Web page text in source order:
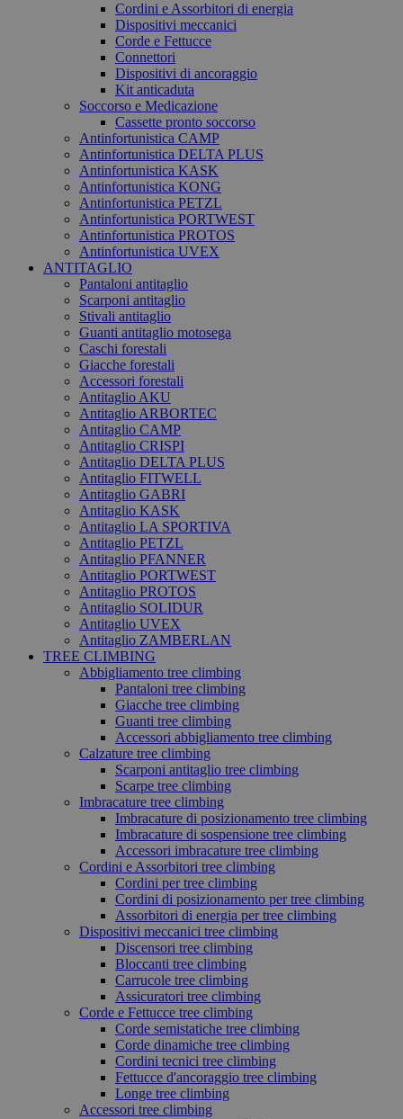
Cordini e Assorbitori di energia
Dispositivi meccanici
Corde e Fettucce
Connettori
Dispositivi di ancoraggio
Kit anticaduta
Soccorso e Medicazione
Cassette pronto soccorso
Antinfortunistica CAMP
Antinfortunistica DELTA PLUS
Antinfortunistica KASK
Antinfortunistica KONG
Antinfortunistica PETZL
Antinfortunistica PORTWEST
Antinfortunistica PROTOS
Antinfortunistica UVEX
ANTITAGLIO
Pantaloni antitaglio
Scarponi antitaglio
Stivali antitaglio
Guanti antitaglio motosega
Caschi forestali
Giacche forestali
Accessori forestali
Antitaglio AKU
Antitaglio ARBORTEC
Antitaglio CAMP
Antitaglio CRISPI
Antitaglio DELTA PLUS
Antitaglio FITWELL
Antitaglio GABRI
Antitaglio KASK
Antitaglio LA SPORTIVA
Antitaglio PETZL
Antitaglio PFANNER
Antitaglio PORTWEST
Antitaglio PROTOS
Antitaglio SOLIDUR
Antitaglio UVEX
Antitaglio ZAMBERLAN
TREE CLIMBING
Abbigliamento tree climbing
Pantaloni tree climbing
Giacche tree climbing
Guanti tree climbing
Accessori abbigliamento tree climbing
Calzature tree climbing
Scarponi antitaglio tree climbing
Scarpe tree climbing
Imbracature tree climbing
Imbracature di posizionamento tree climbing
Imbracature di sospensione tree climbing
Accessori imbracature tree climbing
Cordini e Assorbitori tree climbing
Cordini per tree climbing
Cordini di posizionamento per tree climbing
Assorbitori di energia per tree climbing
Dispositivi meccanici tree climbing
Discensori tree climbing
Bloccanti tree climbing
Carrucole tree climbing
Assicuratori tree climbing
Corde e Fettucce tree climbing
Corde semistatiche tree climbing
Corde dinamiche tree climbing
Cordini tecnici tree climbing
Fettucce d'ancoraggio tree climbing
Longe tree climbing
Accessori tree climbing